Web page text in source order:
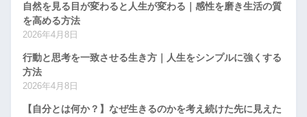
自然を見る目が変わると人生が変わる｜感性を磨き生活の質
を高める方法
2026年4月8日
行動と思考を一致させる生き方｜人生をシンプルに強くする
方法
2026年4月8日
【自分とは何か？】なぜ生きるのかを考え続けた先に見えた